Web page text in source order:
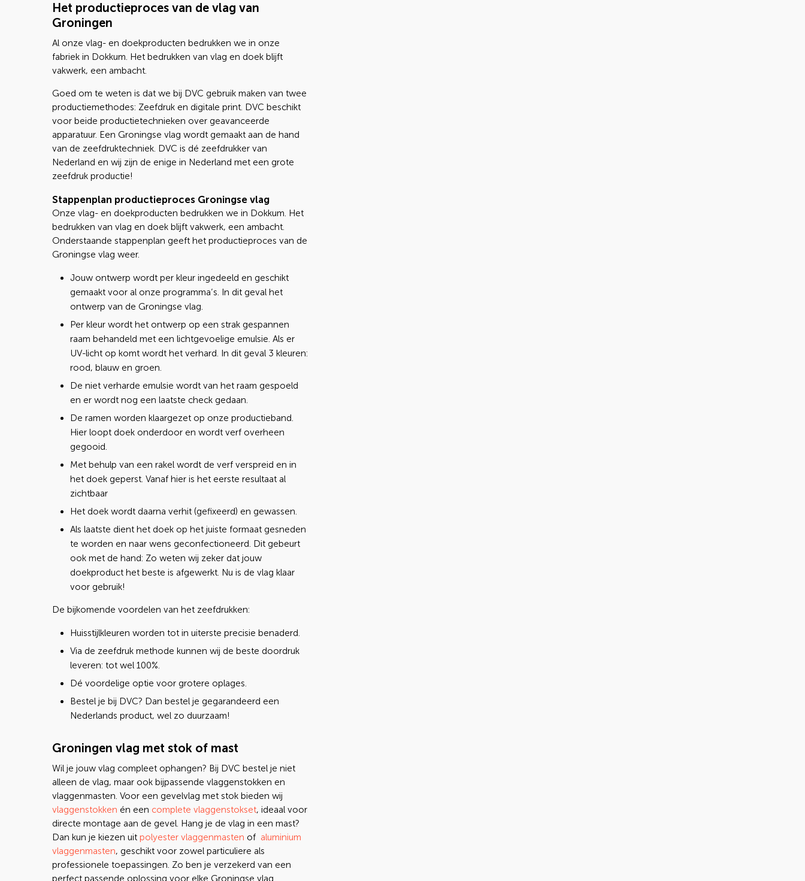
Het productieproces van de vlag van
Groningen
Al onze vlag- en doekproducten bedrukken we in onze
fabriek in Dokkum. Het bedrukken van vlag en doek blijft
vakwerk, een ambacht.
Goed om te weten is dat we bij DVC gebruik maken van twee
productiemethodes: Zeefdruk en digitale print. DVC beschikt
voor beide productietechnieken over geavanceerde
apparatuur. Een Groningse vlag wordt gemaakt aan de hand
van de zeefdruktechniek. DVC is dé zeefdrukker van
Nederland en wij zijn de enige in Nederland met een grote
zeefdruk productie!
Stappenplan productieproces Groningse vlag
Onze vlag- en doekproducten bedrukken we in Dokkum. Het
bedrukken van vlag en doek blijft vakwerk, een ambacht.
Onderstaande stappenplan geeft het productieproces van de
Groningse vlag weer.
Jouw ontwerp wordt per kleur ingedeeld en geschikt
gemaakt voor al onze programma’s. In dit geval het
ontwerp van de Groningse vlag.
Per kleur wordt het ontwerp op een strak gespannen
raam behandeld met een lichtgevoelige emulsie. Als er
UV-licht op komt wordt het verhard. In dit geval 3 kleuren:
rood, blauw en groen.
De niet verharde emulsie wordt van het raam gespoeld
en er wordt nog een laatste check gedaan.
De ramen worden klaargezet op onze productieband.
Hier loopt doek onderdoor en wordt verf overheen
gegooid.
Met behulp van een rakel wordt de verf verspreid en in
het doek geperst. Vanaf hier is het eerste resultaat al
zichtbaar
Het doek wordt daarna verhit (gefixeerd) en gewassen.
Als laatste dient het doek op het juiste formaat gesneden
te worden en naar wens geconfectioneerd. Dit gebeurt
ook met de hand: Zo weten wij zeker dat jouw
doekproduct het beste is afgewerkt. Nu is de vlag klaar
voor gebruik!
De bijkomende voordelen van het zeefdrukken:
Huisstijlkleuren worden tot in uiterste precisie benaderd.
Via de zeefdruk methode kunnen wij de beste doordruk
leveren: tot wel 100%.
Dé voordelige optie voor grotere oplages.
Bestel je bij DVC? Dan bestel je gegarandeerd een
Nederlands product, wel zo duurzaam!
Groningen vlag met stok of mast
Wil je jouw vlag compleet ophangen? Bij DVC bestel je niet
alleen de vlag, maar ook bijpassende vlaggenstokken en
vlaggenmasten. Voor een gevelvlag met stok bieden wij
vlaggenstokken én een complete vlaggenstokset, ideaal voor
directe montage aan de gevel. Hang je de vlag in een mast?
Dan kun je kiezen uit polyester vlaggenmasten of aluminium
vlaggenmasten, geschikt voor zowel particuliere als
professionele toepassingen. Zo ben je verzekerd van een
perfect passende oplossing voor elke Groningse vlag.